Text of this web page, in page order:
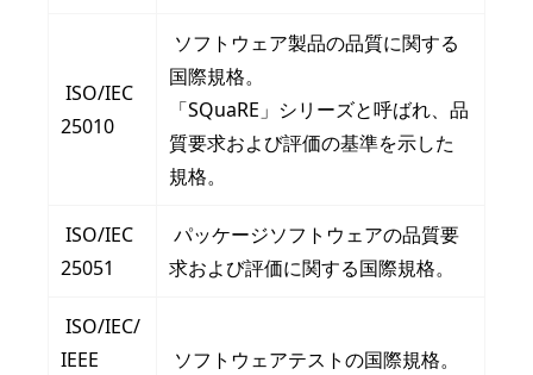
ISO/IEC
25010
ソフトウェア製品の品質に関する
国際規格。
「SQuaRE」シリーズと呼ばれ、品
質要求および評価の基準を示した
規格。
ISO/IEC
25051
パッケージソフトウェアの品質要
求および評価に関する国際規格。
ISO/IEC/
IEEE
ソフトウェアテストの国際規格。